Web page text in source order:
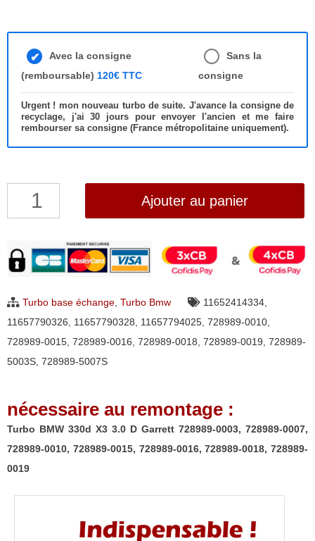
Avec la consigne
(remboursable) 120€ TTC
Sans la
consigne
Urgent ! mon nouveau turbo de suite. J'avance la consigne de
recyclage, j'ai 30 jours pour envoyer l'ancien et me faire
rembourser sa consigne (France métropolitaine uniquement).
quantité
BMW
330d
3.0
728989-
728989-
0007,
728989-
0010,
Ajouter au panier
Turbo base échange, Turbo Bmw 11652414334,
11657790326, 11657790328, 11657794025, 728989-0010,
728989-0015, 728989-0016, 728989-0018, 728989-0019, 728989-
5003S, 728989-5007S
nécessaire au remontage :
Turbo BMW 330d X3 3.0 D Garrett 728989-0003, 728989-0007,
728989-0010, 728989-0015, 728989-0016, 728989-0018, 728989-
0019